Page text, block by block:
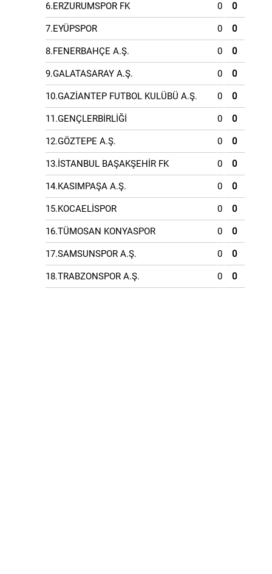
6.ERZURUMSPOR FK 0 0
7.EYÜPSPOR 0 0
8.FENERBAHÇE A.Ş. 0 0
9.GALATASARAY A.Ş. 0 0
10.GAZİANTEP FUTBOL KULÜBÜ A.Ş. 0 0
11.GENÇLERBİRLİĞİ 0 0
12.GÖZTEPE A.Ş. 0 0
13.İSTANBUL BAŞAKŞEHİR FK 0 0
14.KASIMPAŞA A.Ş. 0 0
15.KOCAELİSPOR 0 0
16.TÜMOSAN KONYASPOR 0 0
17.SAMSUNSPOR A.Ş. 0 0
18.TRABZONSPOR A.Ş. 0 0